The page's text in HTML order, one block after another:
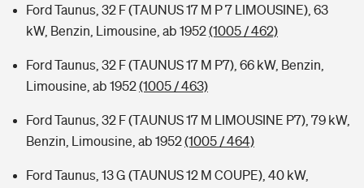
Ford Taunus, 32 F (TAUNUS 17 M P 7 LIMOUSINE), 63
kW, Benzin, Limousine, ab 1952(1005 / 462)
Ford Taunus, 32 F (TAUNUS 17 M P7), 66 kW, Benzin,
Limousine, ab 1952(1005 / 463)
Ford Taunus, 32 F (TAUNUS 17 M LIMOUSINE P7), 79 kW,
Benzin, Limousine, ab 1952(1005 / 464)
Ford Taunus, 13 G (TAUNUS 12 M COUPE), 40 kW,